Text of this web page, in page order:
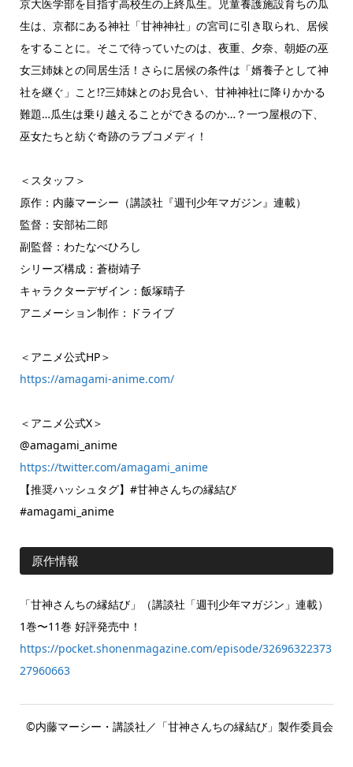
京大医学部を目指す高校生の上終瓜生。児童養護施設育ちの瓜
生は、京都にある神社「甘神神社」の宮司に引き取られ、居候
をすることに。そこで待っていたのは、夜重、夕奈、朝姫の巫
女三姉妹との同居生活！さらに居候の条件は「婿養子として神
社を継ぐ」こと!?三姉妹とのお見合い、甘神神社に降りかかる
難題…瓜生は乗り越えることができるのか…？一つ屋根の下、
巫女たちと紡ぐ奇跡のラブコメディ！
＜スタッフ＞
原作：内藤マーシー（講談社『週刊少年マガジン』連載）
監督：安部祐二郎
副監督：わたなべひろし
シリーズ構成：蒼樹靖子
キャラクターデザイン：飯塚晴子
アニメーション制作：ドライブ
＜アニメ公式HP＞
https://amagami-anime.com/
＜アニメ公式X＞
@amagami_anime
https://twitter.com/amagami_anime
【推奨ハッシュタグ】#甘神さんちの縁結び
#amagami_anime
原作情報
「甘神さんちの縁結び」（講談社「週刊少年マガジン」連載）
1巻〜11巻 好評発売中！
https://pocket.shonenmagazine.com/episode/32696322373
27960663
©内藤マーシー・講談社／「甘神さんちの縁結び」製作委員会